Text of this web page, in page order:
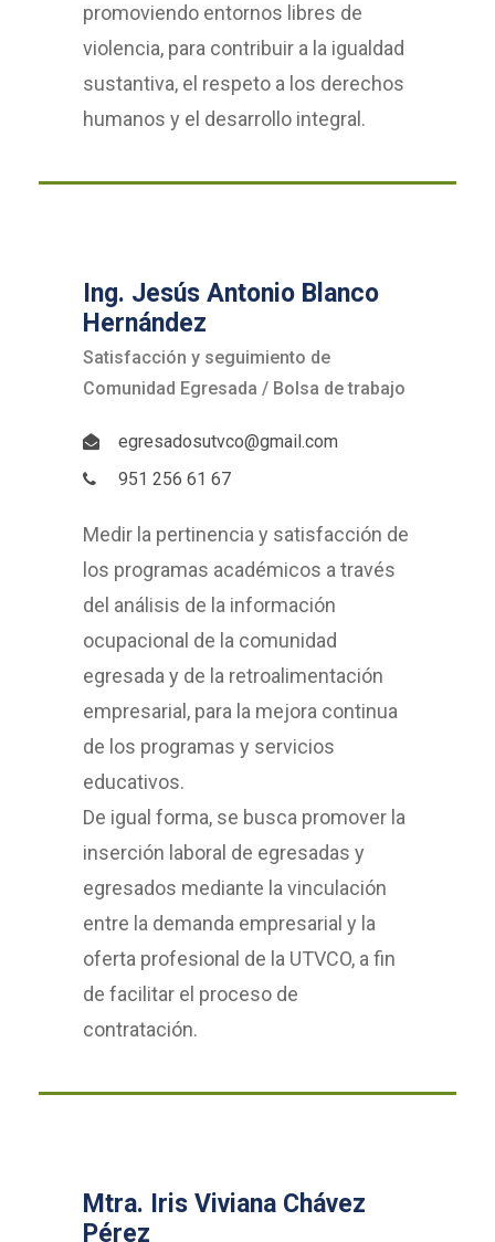
promoviendo entornos libres de
violencia, para contribuir a la igualdad
sustantiva, el respeto a los derechos
humanos y el desarrollo integral.
Ing. Jesús Antonio Blanco
Hernández
Satisfacción y seguimiento de
Comunidad Egresada / Bolsa de trabajo
egresadosutvco@gmail.com
951 256 61 67
Medir la pertinencia y satisfacción de
los programas académicos a través
del análisis de la información
ocupacional de la comunidad
egresada y de la retroalimentación
empresarial, para la mejora continua
de los programas y servicios
educativos.
De igual forma, se busca promover la
inserción laboral de egresadas y
egresados mediante la vinculación
entre la demanda empresarial y la
oferta profesional de la UTVCO, a fin
de facilitar el proceso de
contratación.
Mtra. Iris Viviana Chávez
Pérez